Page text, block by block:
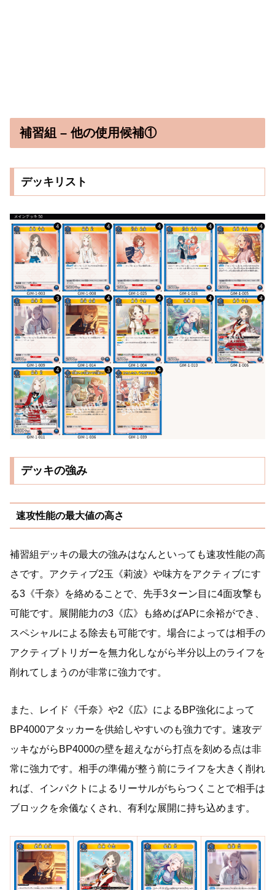
補習組 – 他の使用候補①
デッキリスト
デッキの強み
速攻性能の最大値の高さ
補習組デッキの最大の強みはなんといっても速攻性能の高
さです。アクティブ2玉《莉波》や味方をアクティブにす
る3《千奈》を絡めることで、先手3ターン目に4面攻撃も
可能です。展開能力の3《広》も絡めばAPに余裕ができ、
スペシャルによる除去も可能です。場合によっては相手の
アクティブトリガーを無力化しながら半分以上のライフを
削れてしまうのが非常に強力です。
また、レイド《千奈》や2《広》によるBP強化によって
BP4000アタッカーを供給しやすいのも強力です。速攻デ
ッキながらBP4000の壁を超えながら打点を刻める点は非
常に強力です。相手の準備が整う前にライフを大きく削れ
れば、インパクトによるリーサルがちらつくことで相手は
ブロックを余儀なくされ、有利な展開に持ち込めます。